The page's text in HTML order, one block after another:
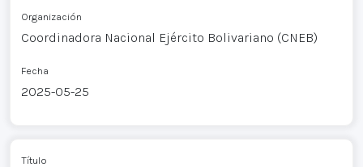
Organización
Coordinadora Nacional Ejército Bolivariano (CNEB)
Fecha
2025-05-25
Título